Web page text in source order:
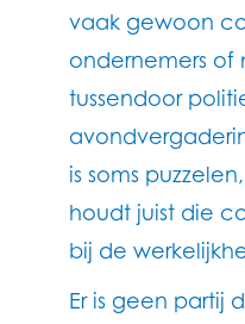
vaak gewoon
ondernemers of
tussendoor
is soms
houdt juist die
bij de
Er is geen partij